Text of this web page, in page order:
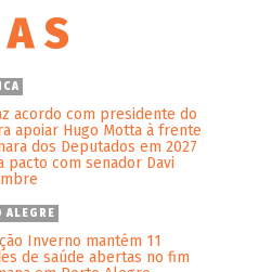
acordo com presidente do
apoiar Hugo Motta à frente
dos Deputados em 2027
pacto com senador Davi
ALEGRE
Inverno mantém 11
de saúde abertas no fim